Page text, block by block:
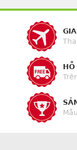
HỖ